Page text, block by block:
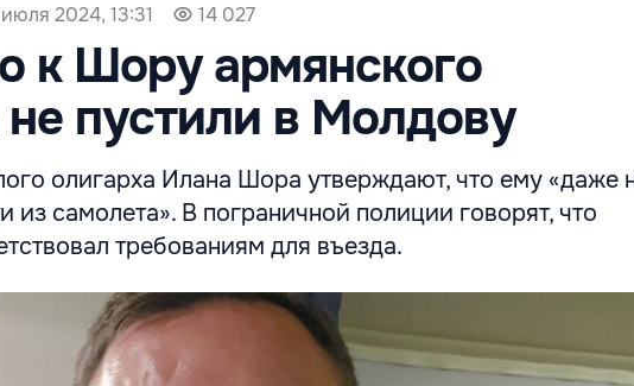
2024, 13:31 14 027
к Шору армянского
не пустили в Молдову
олигарха Илана Шора утверждают, что ему «даже
из самолета». В пограничной полиции говорят, что
требованиям для въезда.